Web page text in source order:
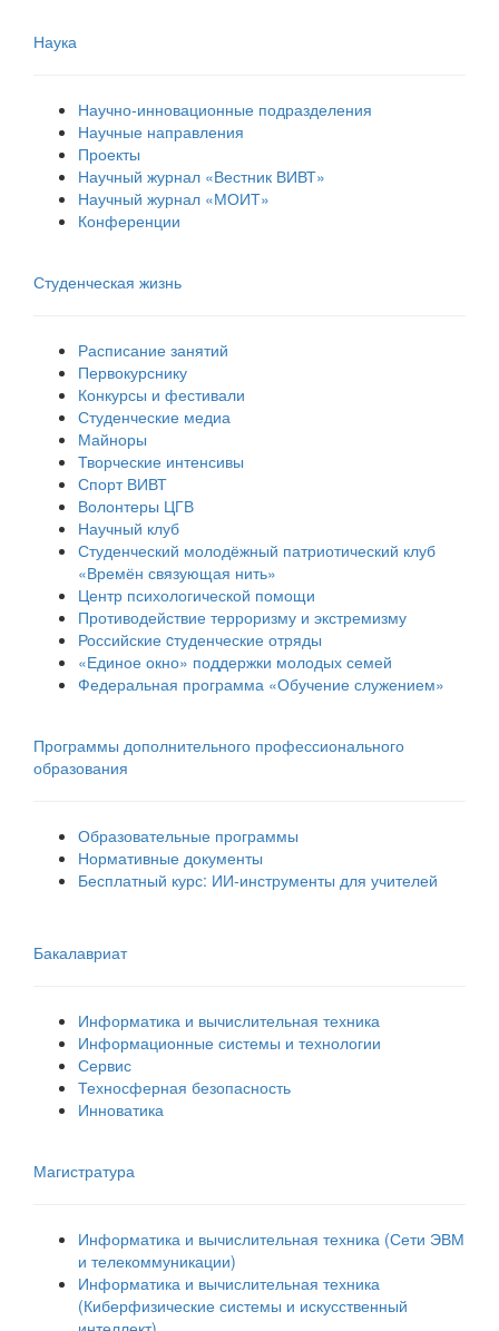
Наука
Научно-инновационные подразделения
Научные направления
Проекты
Научный журнал «Вестник ВИВТ»
Научный журнал «МОИТ»
Конференции
Студенческая жизнь
Расписание занятий
Первокурснику
Конкурсы и фестивали
Студенческие медиа
Майноры
Творческие интенсивы
Спорт ВИВТ
Волонтеры ЦГВ
Научный клуб
Студенческий молодёжный патриотический клуб
«Времён связующая нить»
Центр психологической помощи
Противодействие терроризму и экстремизму
Российские cтуденческие отряды
«Единое окно» поддержки молодых семей
Федеральная программа «Обучение служением»
Программы дополнительного профессионального
образования
Образовательные программы
Нормативные документы
Бесплатный курс: ИИ‑инструменты для учителей
Бакалавриат
Информатика и вычислительная техника
Информационные системы и технологии
Сервис
Техносферная безопасность
Инноватика
Магистратура
Информатика и вычислительная техника (Сети ЭВМ
и телекоммуникации)
Информатика и вычислительная техника
(Киберфизические системы и искусственный